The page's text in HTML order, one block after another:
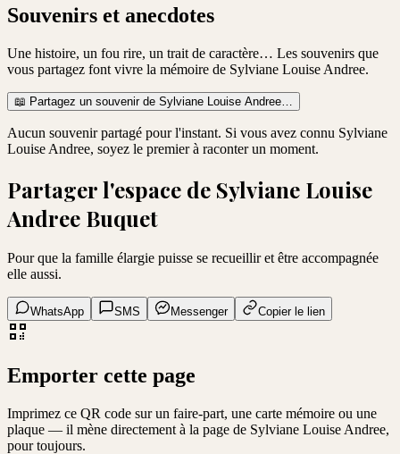
Souvenirs et anecdotes
Une histoire, un fou rire, un trait de caractère… Les souvenirs que
vous partagez font vivre la mémoire de Sylviane Louise Andree.
📖 Partagez un souvenir de Sylviane Louise Andree…
Aucun souvenir partagé pour l'instant. Si vous avez connu Sylviane
Louise Andree, soyez le premier à raconter un moment.
Partager l'espace de Sylviane Louise
Andree Buquet
Pour que la famille élargie puisse se recueillir et être accompagnée
elle aussi.
WhatsApp SMS Messenger Copier le lien
Emporter cette page
Imprimez ce QR code sur un faire-part, une carte mémoire ou une
plaque — il mène directement à la page de Sylviane Louise Andree,
pour toujours.